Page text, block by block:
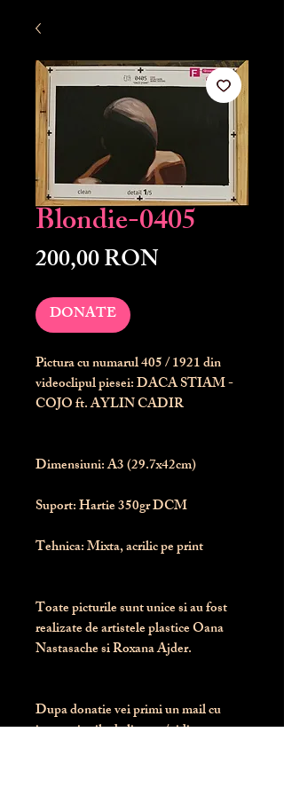
Blondie-0405
200,00 RONPreț
DONATE
Pictura cu numarul405/ 1921 din
videoclipul piesei: DACA STIAM -
COJO ft. AYLIN CADIR
Dimensiuni: A3 (29.7x42cm)
Suport: Hartie 350gr DCM
Tehnica: Mixta, acrilic pe print
Toate picturile sunt unice si au fost
realizate de artistele plastice Oana
Nastasache si Roxana Ajder.
Dupa donatie vei primi un mail cu
instructiunile de livrare / ridicare.